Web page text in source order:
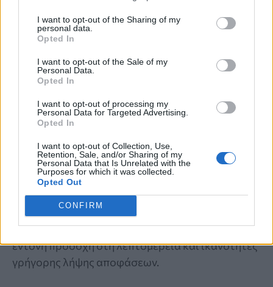
I want to opt-out of the Sharing of my
personal data.
Opted In
I want to opt-out of the Sale of my
Personal Data.
Opted In
I want to opt-out of processing my
Personal Data for Targeted Advertising.
Opted In
I want to opt-out of Collection, Use,
Retention, Sale, and/or Sharing of my
Personal Data that Is Unrelated with the
Purposes for which it was collected.
Opted Out
CONFIRM
ΤΕΣΤ ΠΑΡΑΤΗΡΗΤΙΚΟΤΗΤΑΣ
Ποιος από τους 4 είναι φάντασμα; Μόνο
το 1% περνά αυτό το τεστ IQ σε 5
δευτερόλεπτα!
Εάν καταφέρετε να εντοπίσετε το φάντασμα σε 5
δευτερόλεπτα σε αυτό το τεστ IQ, δείχνει ότι
έχετε εντυπωσιακές δεξιότητες παρατήρησης,
έντονη προσοχή στη λεπτομέρεια και ικανότητες
γρήγορης λήψης αποφάσεων.